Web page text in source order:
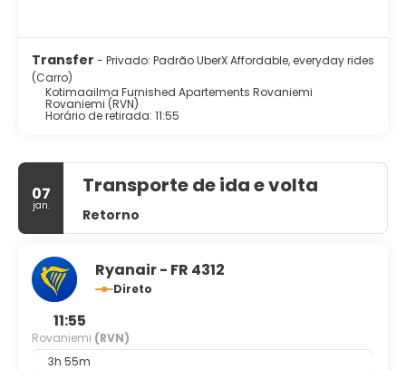
Transfer - Privado: Padrão UberX Affordable, everyday rides
(Carro)
Kotimaailma Furnished Apartements Rovaniemi
Rovaniemi (RVN)
Horário de retirada: 11:55
07
jan.
Transporte de ida e volta
Retorno
Ryanair - FR 4312
Direto
11:55
Rovaniemi (RVN)
3h 55m